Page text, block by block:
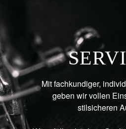
Mit fachkundiger,
geben wir vollen
stilsicheren